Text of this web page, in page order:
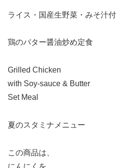
ライス・国産生野菜・みそ汁付
鶏のバター醤油炒め定食
Grilled Chicken
with Soy-sauce & Butter
Set Meal
夏のスタミナメニュー
この商品は、
にんにくを